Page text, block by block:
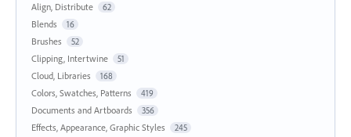
Align, Distribute 62
Blends 16
Brushes 52
Clipping, Intertwine 51
Cloud, Libraries 168
Colors, Swatches, Patterns 419
Documents and Artboards 356
Effects, Appearance, Graphic Styles 245